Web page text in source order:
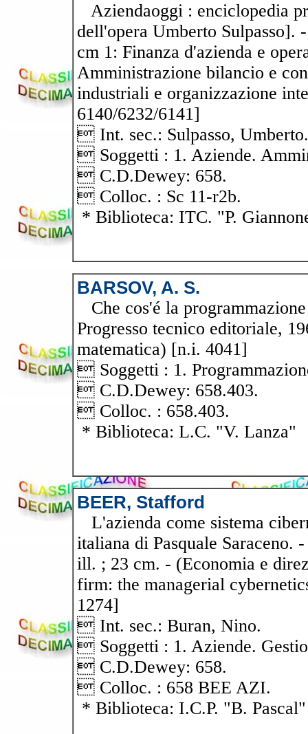
Aziendaoggi : enciclopedia
dell'opera Umberto
cm 1: Finanza d'azienda e
Amministrazione bilancio e
industriali e organizzazione
6140/6232/6141]
 Int. sec.: Sulpasso, Umberto.
 Soggetti : 1. Aziende.
 C.D.Dewey: 658.
 Colloc. : Sc 11-r2b.
* Biblioteca: ITC. "P.
BARSOV, A. S.
Che cos'é la
Progresso tecnico editoriale,
matematica) [n.i. 4041]
 Soggetti : 1.
 C.D.Dewey: 658.403.
 Colloc. : 658.403.
* Biblioteca: L.C. "V. Lanza"
BEER, Stafford
L'azienda come sistema
italiana di Pasquale
ill. ; 23 cm. - (Economia e
firm: the managerial
1274]
 Int. sec.: Buran, Nino.
 Soggetti : 1. Aziende.
 C.D.Dewey: 658.
 Colloc. : 658 BEE AZI.
* Biblioteca: I.C.P. "B. Pascal"